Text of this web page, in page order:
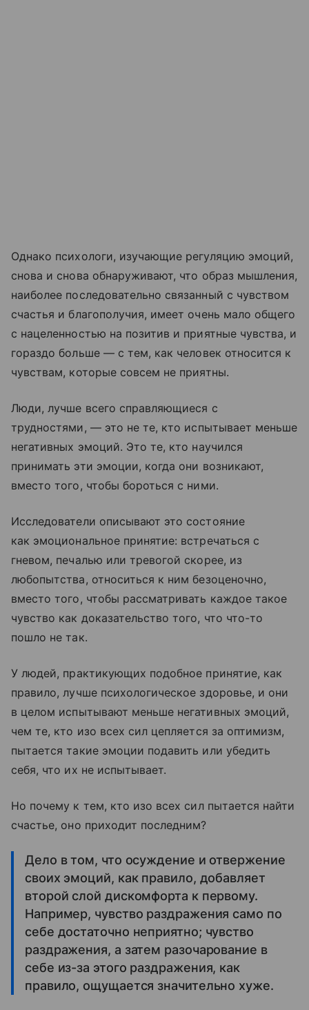
Однако психологи, изучающие регуляцию эмоций,
снова и снова обнаруживают, что образ мышления,
наиболее последовательно связанный с чувством
счастья и благополучия, имеет очень мало общего
с нацеленностью на позитив и приятные чувства, и
гораздо больше — с тем, как человек относится к
чувствам, которые совсем не приятны.
Люди, лучше всего справляющиеся с
трудностями, — это не те, кто испытывает меньше
негативных эмоций. Это те, кто научился
принимать эти эмоции, когда они возникают,
вместо того, чтобы бороться с ними.
Исследователи описывают это состояние
как эмоциональное принятие: встречаться с
гневом, печалью или тревогой скорее, из
любопытства, относиться к ним безоценочно,
вместо того, чтобы рассматривать каждое такое
чувство как доказательство того, что что-то
пошло не так.
У людей, практикующих подобное принятие, как
правило, лучше психологическое здоровье, и они
в целом испытывают меньше негативных эмоций,
чем те, кто изо всех сил цепляется за оптимизм,
пытается такие эмоции подавить или убедить
себя, что их не испытывает.
Но почему к тем, кто изо всех сил пытается найти
счастье, оно приходит последним?
Дело в том, что осуждение и отвержение
своих эмоций, как правило, добавляет
второй слой дискомфорта к первому.
Например, чувство раздражения само по
себе достаточно неприятно; чувство
раздражения, а затем разочарование в
себе из-за этого раздражения, как
правило, ощущается значительно хуже.